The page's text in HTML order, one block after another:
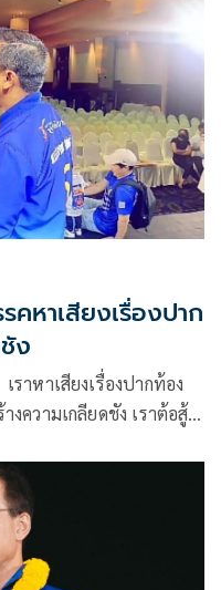
หาเสียงเรื่องปาก
ง
าหาเสียงเรื่องปากท้อง
งความเกลียดชัง เราต้อสู้